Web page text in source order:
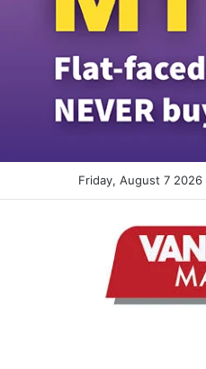
Friday, August 7 2026